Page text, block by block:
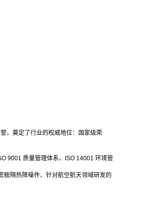
，奠定了行业的权威地位：国家级荣
9001 质量管理体系、ISO 14001 环境管
隔热降噪件、针对航空航天领域研发的